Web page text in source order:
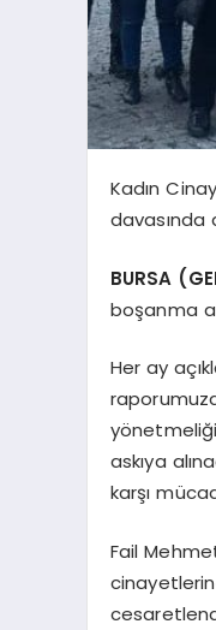
Kadın
BURSA
boşanma
Her ay
askıya
karşı
Fail